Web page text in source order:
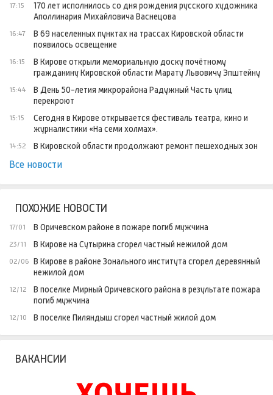
17:15
170 лет исполнилось со дня рождения русского художника
Аполлинария Михайловича Васнецова
16:47
В 69 населенных пунктах на трассах Кировской области
появилось освещение
16:15
В Кирове открыли мемориальную доску почётному
гражданину Кировской области Марату Львовичу Эпштейну
15:44
В День 50-летия микрорайона Радужный Часть улиц
перекроют
15:15
Сегодня в Кирове открывается фестиваль театра, кино и
журналистики «На семи холмах».
14:52 В Кировской области продолжают ремонт пешеходных зон
Все новости
ПОХОЖИЕ НОВОСТИ
17/01 В Оричевском районе в пожаре погиб мужчина
23/11 В Кирове на Сутырина сгорел частный нежилой дом
02/06 В Кирове в районе Зонального института сгорел деревянный
нежилой дом
12/12
В поселке Мирный Оричевского района в результате пожара
погиб мужчина
12/10 В поселке Пиляндыш сгорел частный жилой дом
ВАКАНСИИ